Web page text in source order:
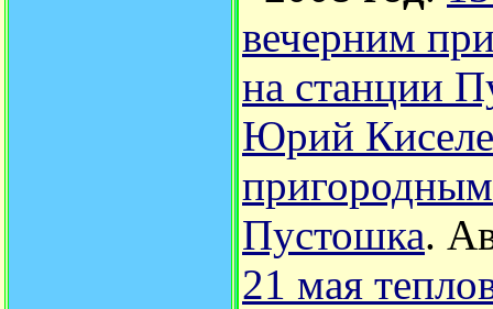
вечерним
на станции
Юрий
Пустошка.
21 мая